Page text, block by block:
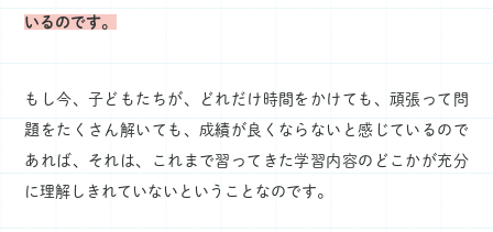
いるのです。
もし今、子どもたちが、どれだけ時間をかけても、頑張って問
題をたくさん解いても、成績が良くならないと感じているので
あれば、それは、これまで習ってきた学習内容のどこかが充分
に理解しきれていないということなのです。